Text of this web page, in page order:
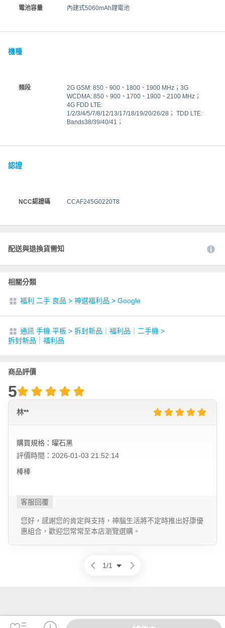
電池容量 內建式5060mAh鋰電池
機種
頻段
2G GSM: 850、900、1800、1900 MHz；3G
WCDMA: 850、900、1700、1900、2100 MHz；
4G FDD LTE:
1/2/3/4/5/7/8/12/13/17/18/19/20/26/28； TDD LTE:
Bands38/39/40/41；
認證
NCC認證碼 CCAF245G0220T8
配送與退換貨需知
相關分類
福利 二手 良品 > 神選福利品 > Google
通訊 手機 平板 > 拆封新品｜福利品｜二手機 >
拆封新品｜福利品
商品評價
5
林**
購買規格：曜石黑
評價時間：2026-01-03 21:52:14
棒棒
您好，感謝您的肯定與支持，神腦生活將不定時推出好康優
惠組合，歡迎您常常至本店瀏覽選購。
1/1